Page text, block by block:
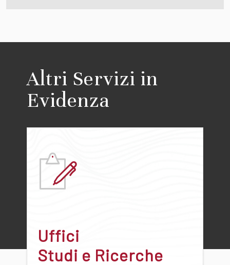
Altri Servizi in
Evidenza
Uffici
Studi e Ricerche